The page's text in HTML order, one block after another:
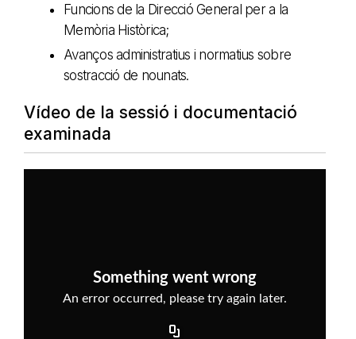
Funcions de la Direcció General per a la
Memòria Històrica;
Avanços administratius i normatius sobre
sostracció de nounats.
Vídeo de la sessió i documentació
examinada